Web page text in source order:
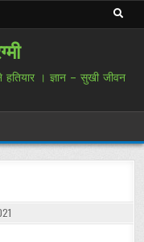
हतियार । ज्ञान – सुखी जीवन